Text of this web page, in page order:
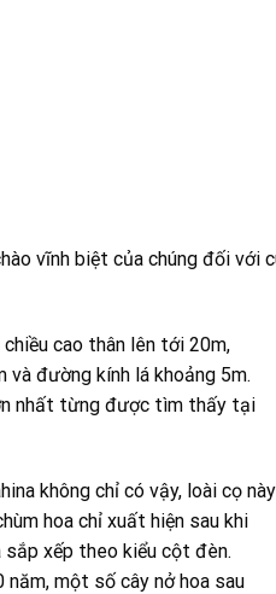
vĩnh biệt của chúng đối với
cao thân lên tới 20m,
và đường kính lá khoảng 5m.
nhất từng được tìm thấy tại
không chỉ có vậy, loài cọ này
hoa chỉ xuất hiện sau khi
xếp theo kiểu cột đèn.
năm, một số cây nở hoa sau